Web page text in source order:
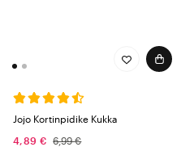
Jojo Kortinpidike Kukka
4,89 €
6,99 €